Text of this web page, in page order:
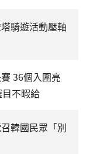
騎遊活動壓軸
36個入圍亮
不暇給
韓國民眾「別